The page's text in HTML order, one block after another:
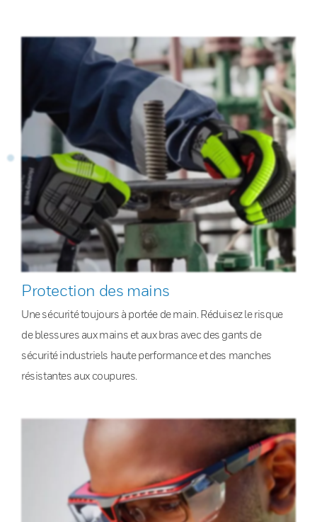
Protection des mains
Une sécurité toujours à portée de main. Réduisez le risque
de blessures aux mains et aux bras avec des gants de
sécurité industriels haute performance et des manches
résistantes aux coupures.